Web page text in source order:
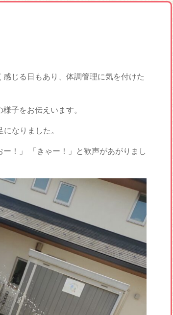
じる日もあり、体調管理に気を付けた
子をお伝えいます。
なりました。
！」 「きゃー！」と歓声があがりまし